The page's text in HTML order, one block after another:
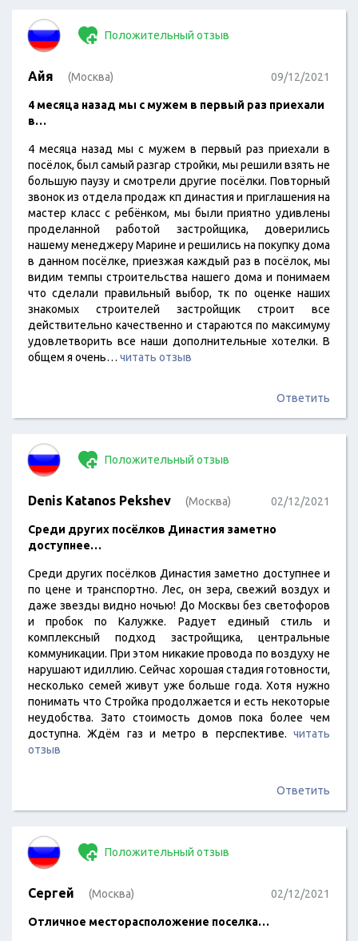
Положительный отзыв
Айя (Москва) 09/12/2021
4 месяца назад мы с мужем в первый раз приехали
в…
4 месяца назад мы с мужем в первый раз приехали в
посёлок, был самый разгар стройки, мы решили взять не
большую паузу и смотрели другие посёлки. Повторный
звонок из отдела продаж кп династия и приглашения на
мастер класс с ребёнком, мы были приятно удивлены
проделанной работой застройщика, доверились
нашему менеджеру Марине и решились на покупку дома
в данном посёлке, приезжая каждый раз в посёлок, мы
видим темпы строительства нашего дома и понимаем
что сделали правильный выбор, тк по оценке наших
знакомых строителей застройщик строит все
действительно качественно и стараются по максимуму
удовлетворить все наши дополнительные хотелки. В
общем я очень… читать отзыв
Ответить
Положительный отзыв
Denis Katanos Pekshev (Москва) 02/12/2021
Среди других посёлков Династия заметно
доступнее…
Среди других посёлков Династия заметно доступнее и
по цене и транспортно. Лес, он зера, свежий воздух и
даже звезды видно ночью! До Москвы без светофоров
и пробок по Калужке. Радует единый стиль и
комплексный подход застройщика, центральные
коммуникации. При этом никакие провода по воздуху не
нарушают идиллию. Сейчас хорошая стадия готовности,
несколько семей живут уже больше года. Хотя нужно
понимать что Стройка продолжается и есть некоторые
неудобства. Зато стоимость домов пока более чем
доступна. Ждём газ и метро в перспективе. читать
отзыв
Ответить
Положительный отзыв
Сергей (Москва) 02/12/2021
Отличное месторасположение поселка…